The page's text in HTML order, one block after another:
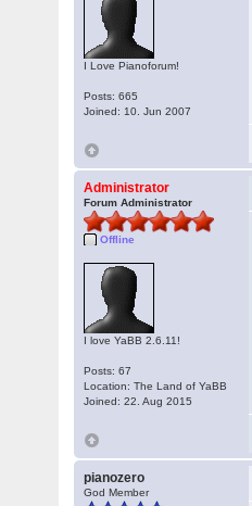
I Love Pianoforum!
Posts: 665
Joined: 10. Jun 2007
Administrator
Forum Administrator
Offline
I love YaBB 2.6.11!
Posts: 67
Location: The Land of YaBB
Joined: 22. Aug 2015
pianozero
God Member